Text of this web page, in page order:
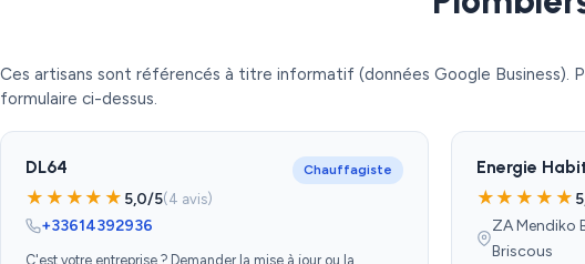
Ces artisans sont référencés à titre informatif (données Google Business).
formulaire ci-dessus.
DL64 Chauffagiste
★★★★★ 5,0/5(4 avis)
+33614392936
C'est votre entreprise ? Demander la mise à jour ou la
Energie
★★★★★
ZA Mendiko
Briscous